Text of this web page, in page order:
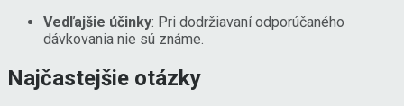
Vedľajšie účinky: Pri dodržiavaní odporúčaného
dávkovania nie sú známe.
Najčastejšie otázky